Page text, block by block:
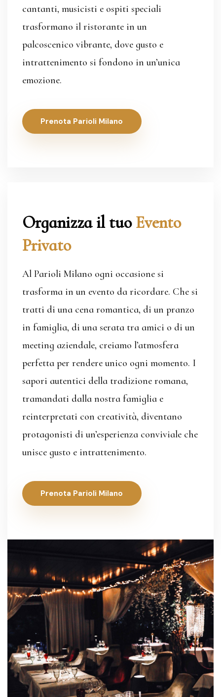
cantanti, musicisti e ospiti speciali
trasformano il ristorante in un
palcoscenico vibrante, dove gusto e
intrattenimento si fondono in un’unica
emozione.
Prenota Parioli Milano
Organizza il tuoEvento
Privato
Al Parioli Milano ogni occasione si
trasforma in un evento da ricordare. Che si
tratti di una cena romantica, di un pranzo
in famiglia, di una serata tra amici o di un
meeting aziendale, creiamo l’atmosfera
perfetta per rendere unico ogni momento. I
sapori autentici della tradizione romana,
tramandati dalla nostra famiglia e
reinterpretati con creatività, diventano
protagonisti di un’esperienza conviviale che
unisce gusto e intrattenimento.
Prenota Parioli Milano